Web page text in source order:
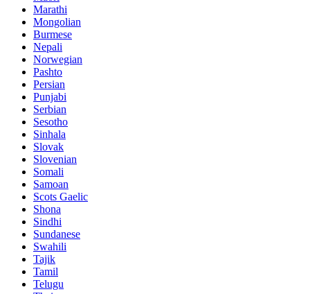
Marathi
Mongolian
Burmese
Nepali
Norwegian
Pashto
Persian
Punjabi
Serbian
Sesotho
Sinhala
Slovak
Slovenian
Somali
Samoan
Scots Gaelic
Shona
Sindhi
Sundanese
Swahili
Tajik
Tamil
Telugu